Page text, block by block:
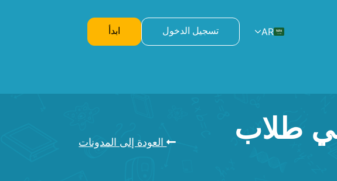
AR تسجيل الدخول ابدأ
العودة إلى المدونات
طلاب